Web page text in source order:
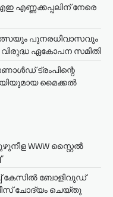
എണ്ണക്കപ്പലിന് നേരെ
പുനരധിവാസവും
വിരുദ്ധ ഏകോപന സമിതി
ട്രംപിന്റെ
മൈക്കൽ
WWW സ്റ്റൈൽ
കേസിൽ ബോളിവുഡ്
ചോദ്യം ചെയ്തു